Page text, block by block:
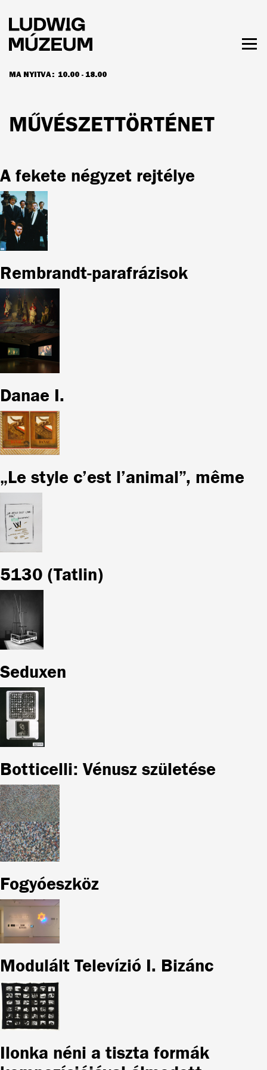
tartalomra
MA NYITVA: 10.00 - 18.00
NYITVATARTÁS ÉS JEGYÁRAK
MŰVÉSZETTÖRTÉNET
A fekete négyzet rejtélye
Rembrandt-parafrázisok
Danae I.
„Le style c’est l’animal”, même
5130 (Tatlin)
Seduxen
Botticelli: Vénusz születése
Fogyóeszköz
Modulált Televízió I. Bizánc
Ilonka néni a tiszta formák